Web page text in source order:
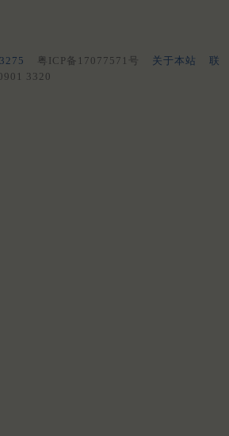
粤ICP备17077571号 关于本站
联
3320